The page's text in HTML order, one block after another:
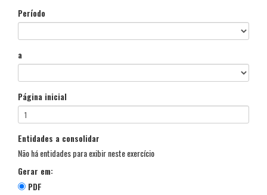
Período
a
Página inicial
Entidades a consolidar
Não há entidades para exibir neste exercício
Gerar em:
PDF